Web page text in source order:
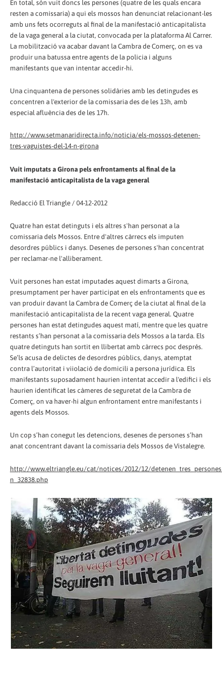
En total, són vuit doncs les persones (quatre de les quals encara
resten a comissaria) a qui els mossos han denunciat relacionant-les
amb uns fets ocorreguts al final de la manifestació anticapitalista
de la vaga general a la ciutat, convocada per la plataforma Al Carrer.
La mobilització va acabar davant la Cambra de Comerç, on es va
produir una batussa entre agents de la policia i alguns
manifestants que van intentar accedir-hi.
Una cinquantena de persones solidàries amb les detingudes es
concentren a l'exterior de la comissaria des de les 13h, amb
especial afluència des de les 17h.
http://www.setmanaridirecta.info/noticia/els-mossos-detenen-
tres-vaguistes-del-14-n-girona
Vuit imputats a Girona pels enfrontaments al final de la
manifestació anticapitalista de la vaga general
Redacció El Triangle / 04-12-2012
Quatre han estat detinguts i els altres s'han personat a la
comissaria dels Mossos. Entre d'altres càrrecs els imputen
desordres públics i danys. Desenes de persones s'han concentrat
per reclamar-ne l'alliberament.
Vuit persones han estat imputades aquest dimarts a Girona,
presumptament per haver participat en els enfrontaments que es
van produir davant la Cambra de Comerç de la ciutat al final de la
manifestació anticapitalista de la recent vaga general. Quatre
persones han estat detingudes aquest matí, mentre que les quatre
restants s’han personat a la comissaria dels Mossos a la tarda. Els
quatre detinguts han sortit en llibertat amb càrrecs poc després.
Se’ls acusa de delictes de desordres públics, danys, atemptat
contra l’autoritat i viiolació de domicili a persona jurídica. Els
manifestants suposadament haurien intentat accedir a l'edifici i els
haurien identificat les càmeres de seguretat de la Cambra de
Comerç, on va haver-hi algun enfrontament entre manifestants i
agents dels Mossos.
Un cop s’han conegut les detencions, desenes de persones s’han
anat concentrant davant la comissaria dels Mossos de Vistalegre.
http://www.eltriangle.eu/cat/notices/2012/12/
n_32838.php